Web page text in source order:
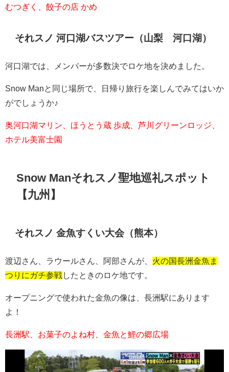
むつぎく、餃子の店 かめ
それスノ 河口湖バスツアー（山梨 河口湖）
河口湖では、メンバーが多数決でロケ地を決めました。
Snow Manと同じ場所で、日帰り旅行を楽しんでみてはいか
がでしょうか♪
奥河口湖マリン、ほうとう蔵 歩成、芦川グリーンロッジ、
ホテル美富士園
Snow Manそれスノ聖地巡礼スポット
【九州】
それスノ 金魚すくい大会（熊本）
渡辺さん、ラウールさん、阿部さんが、 火の国長洲金魚ま
つりにガチ参戦 したときのロケ地です。
オープニングで使われた金魚の像は、長洲駅にあります
よ！
長洲駅、お菓子のよね村、金魚と鯉の郷広場